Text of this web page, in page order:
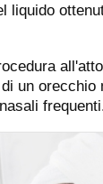
liquido
un orecchio